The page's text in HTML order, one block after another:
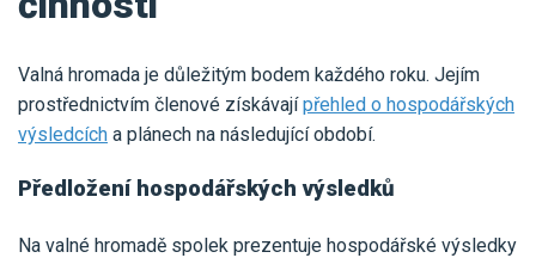
Valná hromada je důležitým bodem každého roku. Jejím
prostřednictvím členové získávajípřehled o hospodářských
výsledcích a plánech na následující období.
Předložení hospodářských výsledků
Na valné hromadě spolek prezentuje hospodářské výsledky